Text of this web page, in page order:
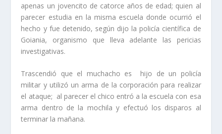
apenas un jovencito de catorce años de edad; quien al
parecer estudia en la misma escuela donde ocurrió el
hecho y fue detenido, según dijo la policía científica de
Goiania, organismo que lleva adelante las pericias
investigativas.
Trascendió que el muchacho es hijo de un policía
militar y utilizó un arma de la corporación para realizar
el ataque; al parecer el chico entró a la escuela con esa
arma dentro de la mochila y efectuó los disparos al
terminar la mañana.